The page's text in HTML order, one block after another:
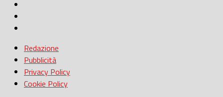
Redazione
Pubblicità
Privacy Policy
Cookie Policy